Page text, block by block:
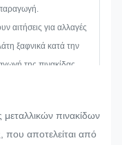
αιτήσεις για αλλαγές
ξαφνικά κατά την
της πινακίδας,
με κάθε
τις ικανοποιήσουμε,
πινακίδων
που αποτελείται από